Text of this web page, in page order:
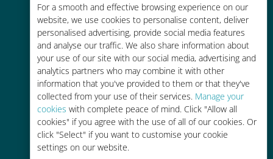
For a smooth and effective browsing experience on our
website, we use cookies to personalise content, deliver
personalised advertising, provide social media features
and analyse our traffic. We also share information about
your use of our site with our social media, advertising and
analytics partners who may combine it with other
information that you've provided to them or that they've
collected from your use of their services. Manage your
cookies with complete peace of mind. Click "Allow all
cookies" if you agree with the use of all of our cookies. Or
click "Select" if you want to customise your cookie
settings on our website.
Custo-benefício
Até 90% mais barato do que as
tarifas de roaming de sua
operadora atual